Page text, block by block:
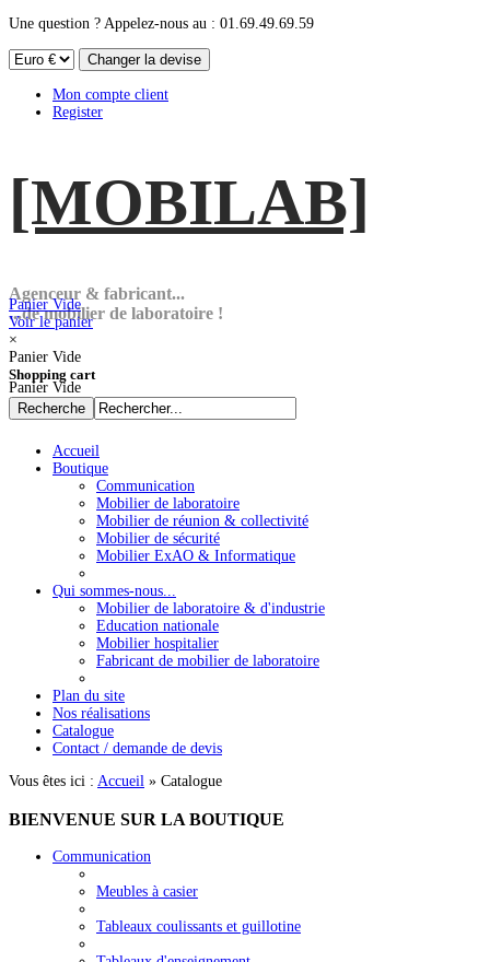
Une question ? Appelez-nous au : 01.69.49.69.59
Mon compte client
Register
[MOBILAB]
Agenceur & fabricant...
...de mobilier de laboratoire !
Panier Vide
Voir le panier
×
Panier Vide
Shopping cart
Panier Vide
Accueil
Boutique
Communication
Mobilier de laboratoire
Mobilier de réunion & collectivité
Mobilier de sécurité
Mobilier ExAO & Informatique
Qui sommes-nous...
Mobilier de laboratoire & d'industrie
Education nationale
Mobilier hospitalier
Fabricant de mobilier de laboratoire
Plan du site
Nos réalisations
Catalogue
Contact / demande de devis
Vous êtes ici : Accueil » Catalogue
BIENVENUE SUR LA BOUTIQUE
Communication
Meubles à casier
Tableaux coulissants et guillotine